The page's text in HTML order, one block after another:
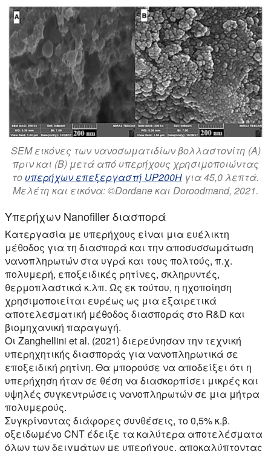
SEM εικόνες των νανοσωματιδίων βολλαστονίτη (Α)
πριν και (Β) μετά από υπερήχους χρησιμοποιώντας
το υπερήχων επεξεργαστή UP200H για 45,0 λεπτά.
Μελέτη και εικόνα: ©Dordane και Doroodmand, 2021.
Υπερήχων Nanofiller διασπορά
Κατεργασία με υπερήχους είναι μια ευέλικτη
μέθοδος για τη διασπορά και την αποσυσσωμάτωση
νανοπληρωτών στα υγρά και τους πολτούς, π.χ.
πολυμερή, εποξειδικές ρητίνες, σκληρυντές,
θερμοπλαστικά κ.λπ. Ως εκ τούτου, η ηχοποίηση
χρησιμοποιείται ευρέως ως μια εξαιρετικά
αποτελεσματική μέθοδος διασποράς στο R&D και
βιομηχανική παραγωγή.
Οι Zanghellini et al. (2021) διερεύνησαν την τεχνική
υπερηχητικής διασποράς για νανοπληρωτικά σε
εποξειδική ρητίνη. Θα μπορούσε να αποδείξει ότι η
υπερήχηση ήταν σε θέση να διασκορπίσει μικρές και
υψηλές συγκεντρώσεις νανοπληρωτών σε μια μήτρα
πολυμερούς.
Συγκρίνοντας διάφορες συνθέσεις, το 0,5% κ.β.
οξειδωμένο CNT έδειξε τα καλύτερα αποτελέσματα
όλων των δειγμάτων με υπερήχους, αποκαλύπτοντας